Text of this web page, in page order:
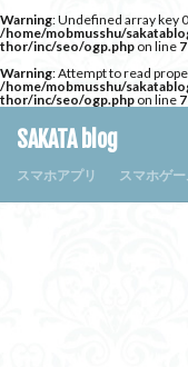
Warning: Undefined array key
/home/mobmusshu/
thor/inc/seo/ogp.php on line
Warning: Attempt to read
/home/mobmusshu/
thor/inc/seo/ogp.php on line
SAKATA blog
スマホアプリ スマホゲ